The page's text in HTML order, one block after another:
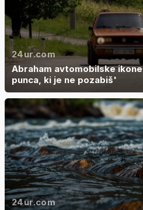
24ur.com
Abraham avtomobilske
punca, ki je ne pozabiš'
24ur.com